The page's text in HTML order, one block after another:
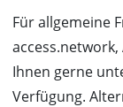
Für allgemeine
Ihnen gerne
Verfügung.